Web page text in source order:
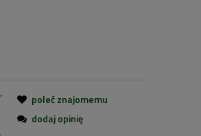
poleć znajomemu
dodaj opinię